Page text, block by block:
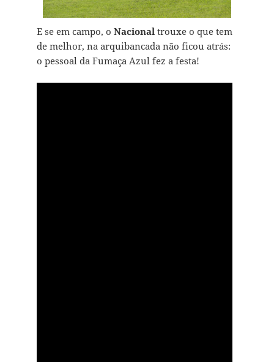
E se em campo, o Nacional trouxe o que tem
de melhor, na arquibancada não ficou atrás:
o pessoal da Fumaça Azul fez a festa!